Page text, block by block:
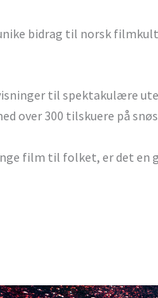
bidrag til norsk
til spektakulære
over 300 tilskuere på
film til folket, er det en